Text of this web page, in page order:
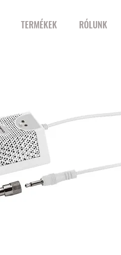
TERMÉKEK RÓLUNK